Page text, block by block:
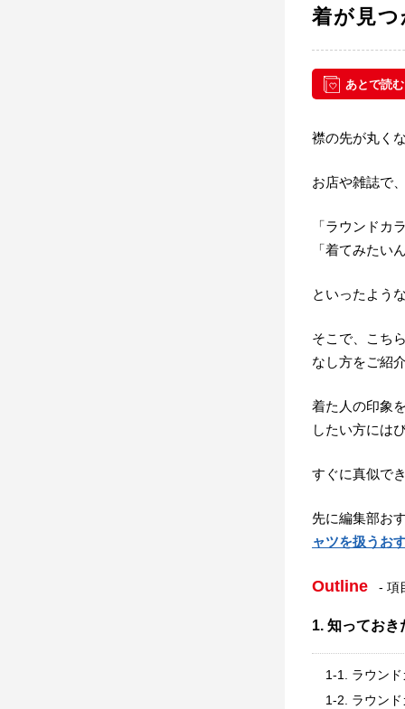
着が見
あとで読む
襟の先が丸く
お店や雑誌で
「ラウンドカ
「着てみたい
といったよう
そこで、こち
なし方をご紹
着た人の印象
したい方には
すぐに真似で
先に編集部お
ャツを扱うお
Outline - 項
1. 知ってお
1-1. ラウン
1-2. ラウン